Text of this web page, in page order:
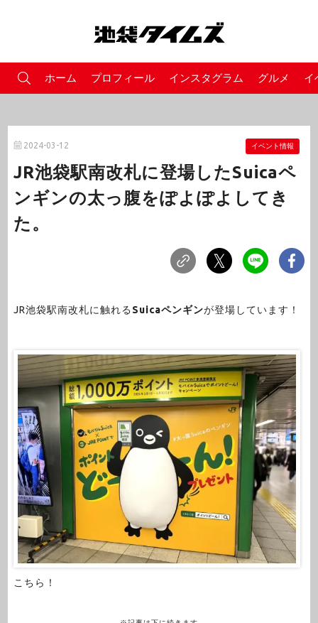
ホーム プロフィール インスタグラム グルメ イ
2024-03-12 イベント情報
JR池袋駅南改札に登場したSuicaペ
ンギンの太っ腹をぽよぽよしてき
た。
JR池袋駅南改札に触れる Suicaペンギンが登場しています！
こちら！